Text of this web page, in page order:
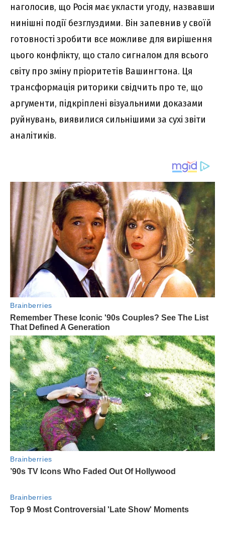
наголосив, що Росія має укласти угоду, назвавши
нинішні події безглуздими. Він запевнив у своїй
готовності зробити все можливе для вирішення
цього конфлікту, що стало сигналом для всього
світу про зміну пріоритетів Вашингтона. Ця
трансформація риторики свідчить про те, що
аргументи, підкріплені візуальними доказами
руйнувань, виявилися сильнішими за сухі звіти
аналітиків.